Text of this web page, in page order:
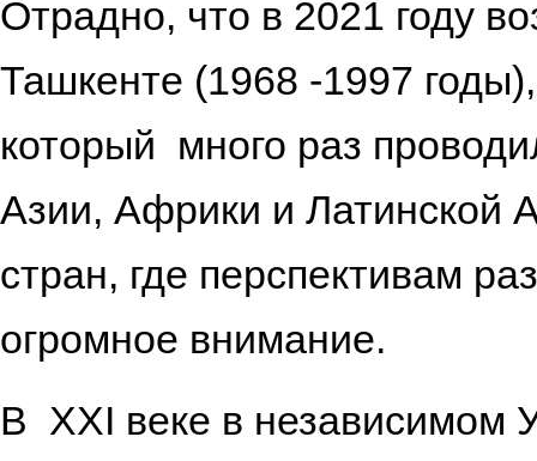
Отрадно, что в 2021 году
Ташкенте (1968 -1997
который много раз
Азии, Африки и Латинской
стран, где перспективам
огромное
В ХХI веке в независимом